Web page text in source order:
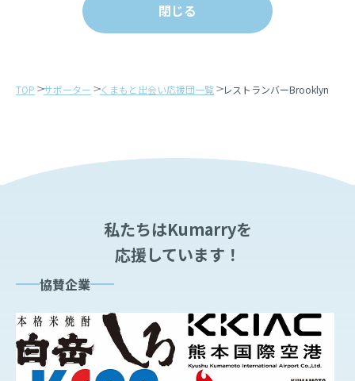
閉じる
TOP サポーター くまもと出会い応援団一覧 レストランバーBrooklyn
私たちはKumarryを
応援しています！
協賛企業